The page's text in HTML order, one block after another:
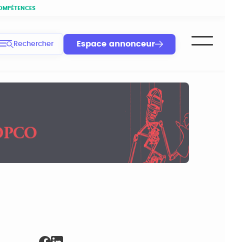
Rechercher Espace annonceur